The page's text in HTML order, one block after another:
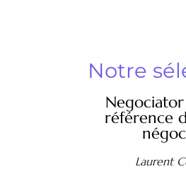
Notre
référence
Laurent